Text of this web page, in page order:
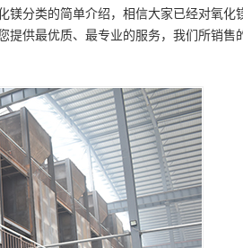
分类的简单介绍，相信大家已经对氧化
供最优质、最专业的服务，我们所销售